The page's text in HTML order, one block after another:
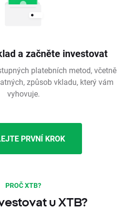
a začněte investovat
platebních metod, včetně
způsob vkladu, který vám
vyhovuje.
PRVNÍ KROK
PROČ XTB?
u XTB?